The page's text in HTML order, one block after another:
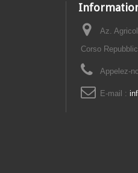
Az.
Corso
Appelez-
E-mail :